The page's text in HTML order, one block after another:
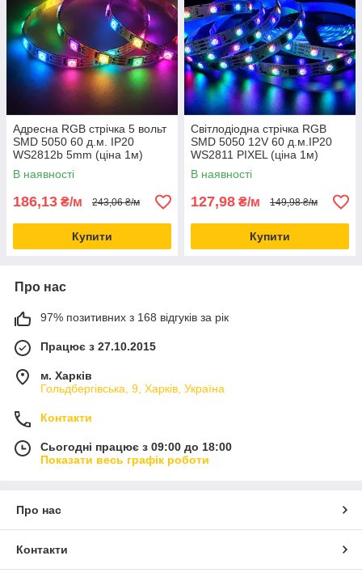
Адресна RGB стрічка 5 вольт
SMD 5050 60 д.м. IP20
WS2812b 5mm (ціна 1м)
В наявності
186,13 ₴/м 243,06 ₴/м
Купити
Світлодіодна стрічка RGB
SMD 5050 12V 60 д.м.IP20
WS2811 PIXEL (ціна 1м)
В наявності
127,98 ₴/м 149,98 ₴/м
Купити
Про нас
97% позитивних з 168 відгуків за рік
Працює з 27.10.2015
м. Харків
Гольдбергівська, 9, Харків, Україна
Контакти
Сьогодні працює з 09:00 до 18:00
Показати весь графік роботи
Про нас
Контакти